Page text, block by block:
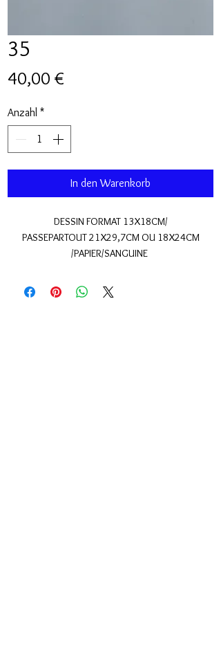
35
40,00 €
Anzahl *
In den Warenkorb
DESSIN FORMAT 13X18CM/
PASSEPARTOUT 21X29,7CM OU 18X24CM
/PAPIER/SANGUINE